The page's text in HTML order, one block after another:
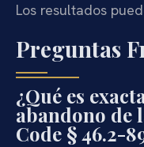
Los resultados
Preguntas
¿Qué es
abandono de
Code § 46.2-